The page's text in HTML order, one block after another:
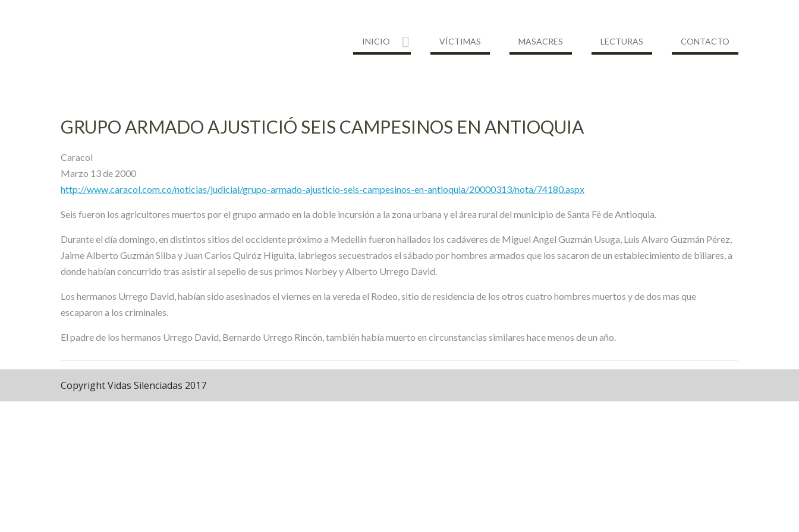
INICIO VÍCTIMAS MASACRES LECTURAS CONTACTO
GRUPO ARMADO AJUSTICIÓ SEIS CAMPESINOS EN ANTIOQUIA
Caracol
Marzo 13 de 2000
http://www.caracol.com.co/noticias/judicial/grupo-armado-ajusticio-seis-campesinos-en-antioquia/20000313/nota/74180.aspx
Seis fueron los agricultores muertos por el grupo armado en la doble incursión a la zona urbana y el área rural del municipio de Santa Fé de Antioquia.
Durante el día domingo, en distintos sitios del occidente próximo a Medellín fueron hallados los cadáveres de Miguel Angel Guzmán Usuga, Luis Alvaro Guzmán Pérez,
Jaime Alberto Guzmán Silba y Juan Carlos Quiróz Higuita, labriegos secuestrados el sábado por hombres armados que los sacaron de un establecimiento de billares, a
donde habían concurrido tras asistir al sepelio de sus primos Norbey y Alberto Urrego David.
Los hermanos Urrego David, habían sido asesinados el viernes en la vereda el Rodeo, sitio de residencia de los otros cuatro hombres muertos y de dos mas que
escaparon a los criminales.
El padre de los hermanos Urrego David, Bernardo Urrego Rincón, también había muerto en circunstancias similares hace menos de un año.
Copyright Vidas Silenciadas 2017